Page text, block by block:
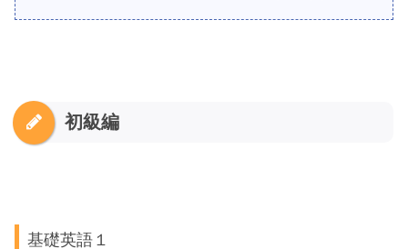
初級編
基礎英語１